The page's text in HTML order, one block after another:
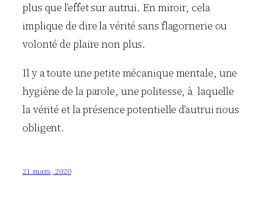
plus que l’effet sur autrui. En miroir, cela
implique de dire la vérité sans flagornerie ou
volonté de plaire non plus.
Il y a toute une petite mécanique mentale, une
hygiène de la parole, une politesse, à laquelle
la vérité et la présence potentielle d’autrui nous
obligent.
21 mars, 2020